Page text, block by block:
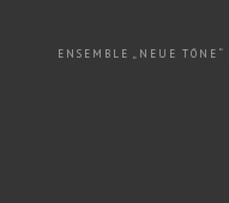
ENSEMBLE „NEUE TÖNE“